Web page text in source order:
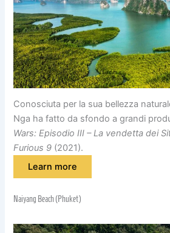
Conosciuta per la sua bellezza
Nga ha fatto da sfondo a grandi
Wars: Episodio III – La vendetta dei
Furious 9 (2021).
Learn more
Naiyang Beach (Phuket)